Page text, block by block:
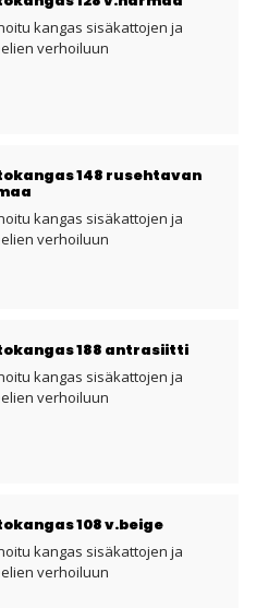
kangas sisäkattojen ja
verhoiluun
148 rusehtavan
kangas sisäkattojen ja
verhoiluun
188 antrasiitti
kangas sisäkattojen ja
verhoiluun
108 v.beige
kangas sisäkattojen ja
verhoiluun